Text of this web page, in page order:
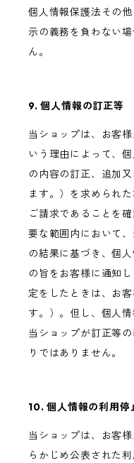
個人情報保護法その
示の義務を負わない
ん。
9. 個人情報の訂正等
当ショップは、お客
いう理由によって、
の内容の訂正、追加
ます。）を求められ
ご請求であることを
要な範囲内において
の結果に基づき、個
の旨をお客様に通知
定をしたときは、お
す。）。但し、個人
当ショップが訂正等
りではありません。
10. 個人情報の利用停
当ショップは、お客
らかじめ公表された